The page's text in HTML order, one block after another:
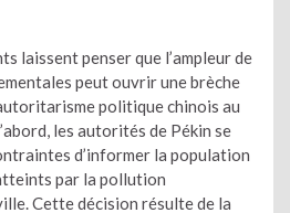
laissent penser que l’ampleur de
peut ouvrir une brèche
politique chinois au
les autorités de Pékin se
d’informer la population
par la pollution
Cette décision résulte de la